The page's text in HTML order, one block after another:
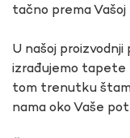
tačno prema Vašoj
U našoj
izrađujemo tapete
tom trenutku
nama oko Vaše